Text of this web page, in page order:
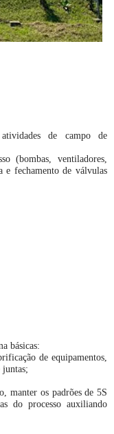
de campo de
(bombas, ventiladores,
e fechamento de válvulas
básicas:
de equipamentos,
juntas;
manter os padrões de 5S
do processo auxiliando